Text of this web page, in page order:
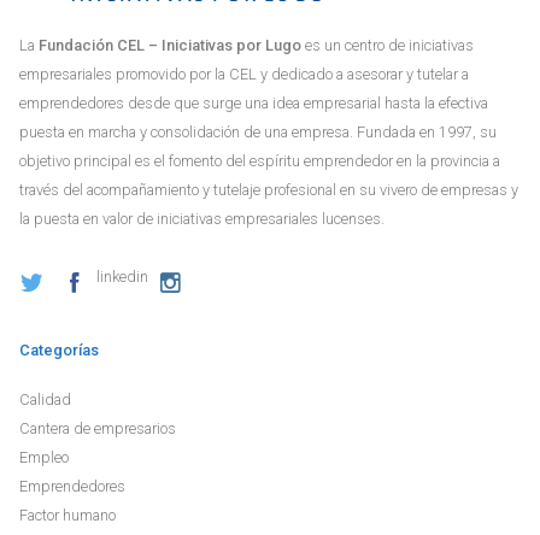
La Fundación CEL – Iniciativas por Lugo es un centro de iniciativas
empresariales promovido por la CEL y dedicado a asesorar y tutelar a
emprendedores desde que surge una idea empresarial hasta la efectiva
puesta en marcha y consolidación de una empresa. Fundada en 1997, su
objetivo principal es el fomento del espíritu emprendedor en la provincia a
través del acompañamiento y tutelaje profesional en su vivero de empresas y
la puesta en valor de iniciativas empresariales lucenses.
linkedin
Categorías
Calidad
Cantera de empresarios
Empleo
Emprendedores
Factor humano